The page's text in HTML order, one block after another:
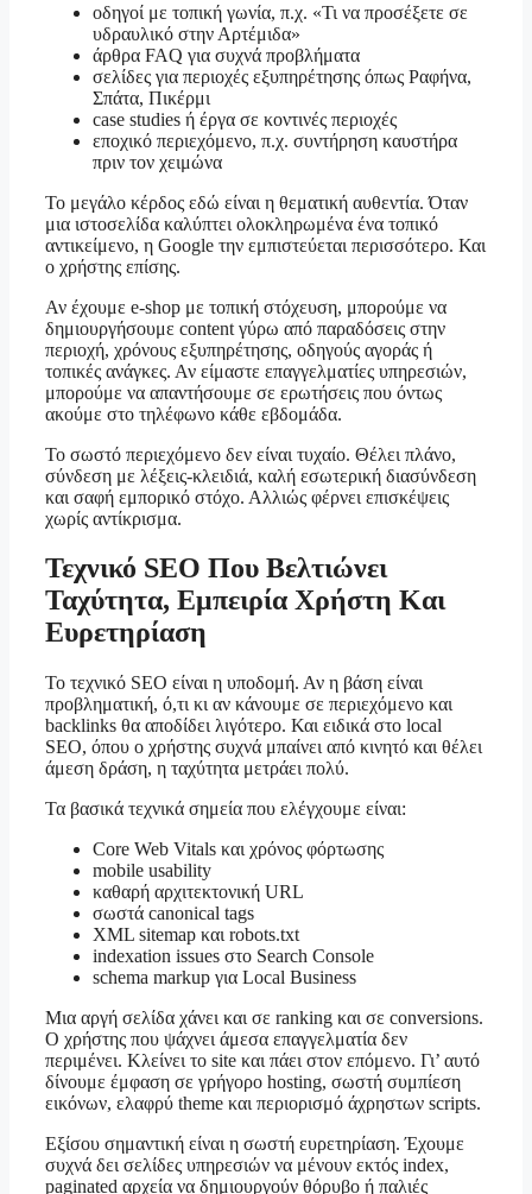
οδηγοί με τοπική γωνία, π.χ. «Τι να προσέξετε σε
υδραυλικό στην Αρτέμιδα»
άρθρα FAQ για συχνά προβλήματα
σελίδες για περιοχές εξυπηρέτησης όπως Ραφήνα,
Σπάτα, Πικέρμι
case studies ή έργα σε κοντινές περιοχές
εποχικό περιεχόμενο, π.χ. συντήρηση καυστήρα
πριν τον χειμώνα
Το μεγάλο κέρδος εδώ είναι η θεματική αυθεντία. Όταν
μια ιστοσελίδα καλύπτει ολοκληρωμένα ένα τοπικό
αντικείμενο, η Google την εμπιστεύεται περισσότερο. Και
ο χρήστης επίσης.
Αν έχουμε e-shop με τοπική στόχευση, μπορούμε να
δημιουργήσουμε content γύρω από παραδόσεις στην
περιοχή, χρόνους εξυπηρέτησης, οδηγούς αγοράς ή
τοπικές ανάγκες. Αν είμαστε επαγγελματίες υπηρεσιών,
μπορούμε να απαντήσουμε σε ερωτήσεις που όντως
ακούμε στο τηλέφωνο κάθε εβδομάδα.
Το σωστό περιεχόμενο δεν είναι τυχαίο. Θέλει πλάνο,
σύνδεση με λέξεις-κλειδιά, καλή εσωτερική διασύνδεση
και σαφή εμπορικό στόχο. Αλλιώς φέρνει επισκέψεις
χωρίς αντίκρισμα.
Τεχνικό SEO Που Βελτιώνει
Ταχύτητα, Εμπειρία Χρήστη Και
Ευρετηρίαση
Το τεχνικό SEO είναι η υποδομή. Αν η βάση είναι
προβληματική, ό,τι κι αν κάνουμε σε περιεχόμενο και
backlinks θα αποδίδει λιγότερο. Και ειδικά στο local
SEO, όπου ο χρήστης συχνά μπαίνει από κινητό και θέλει
άμεση δράση, η ταχύτητα μετράει πολύ.
Τα βασικά τεχνικά σημεία που ελέγχουμε είναι:
Core Web Vitals και χρόνος φόρτωσης
mobile usability
καθαρή αρχιτεκτονική URL
σωστά canonical tags
XML sitemap και robots.txt
indexation issues στο Search Console
schema markup για Local Business
Μια αργή σελίδα χάνει και σε ranking και σε conversions.
Ο χρήστης που ψάχνει άμεσα επαγγελματία δεν
περιμένει. Κλείνει το site και πάει στον επόμενο. Γι’ αυτό
δίνουμε έμφαση σε γρήγορο hosting, σωστή συμπίεση
εικόνων, ελαφρύ theme και περιορισμό άχρηστων scripts.
Εξίσου σημαντική είναι η σωστή ευρετηρίαση. Έχουμε
συχνά δει σελίδες υπηρεσιών να μένουν εκτός index,
paginated αρχεία να δημιουργούν θόρυβο ή παλιές